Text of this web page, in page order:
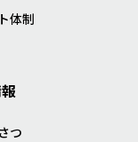
体制
つ